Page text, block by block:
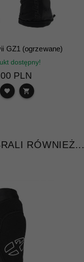
GZ1 (ogrzewane)
dostępny!
00 PLN
RÓWNIEŻ...